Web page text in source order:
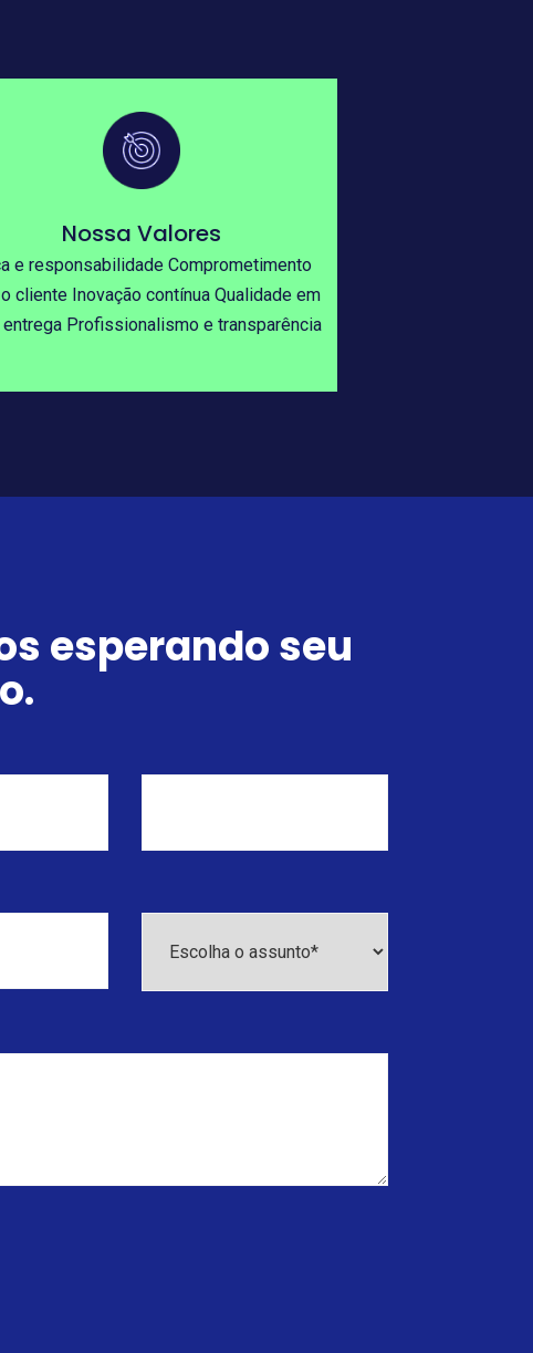
Nossa Valores
e responsabilidade Comprometimento
cliente Inovação contínua Qualidade em
entrega Profissionalismo e transparência
esperando seu